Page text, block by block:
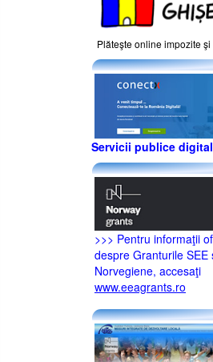
Plăteşte online impozite
Servicii publice
>>> Pentru informaţii
despre Granturile SEE
Norvegiene, accesaţi
www.eeagrants.ro